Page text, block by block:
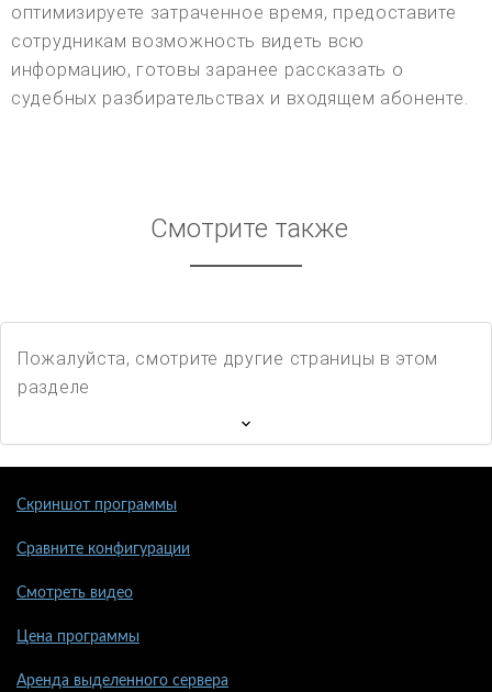
оптимизируете затраченное время, предоставите
сотрудникам возможность видеть всю
информацию, готовы заранее рассказать о
судебных разбирательствах и входящем абоненте.
Смотрите также
Пожалуйста, смотрите другие страницы в этом
разделе
Скриншот программы
Сравните конфигурации
Смотреть видео
Цена программы
Аренда выделенного сервера